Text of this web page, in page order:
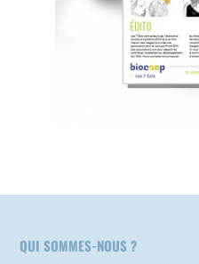
QUI SOMMES-NOUS ?